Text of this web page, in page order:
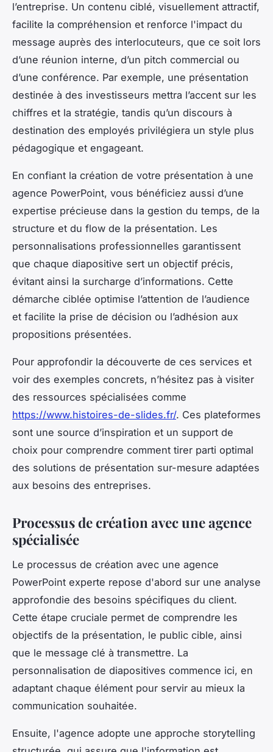
l’entreprise. Un contenu ciblé, visuellement attractif,
facilite la compréhension et renforce l'impact du
message auprès des interlocuteurs, que ce soit lors
d’une réunion interne, d’un pitch commercial ou
d’une conférence. Par exemple, une présentation
destinée à des investisseurs mettra l’accent sur les
chiffres et la stratégie, tandis qu’un discours à
destination des employés privilégiera un style plus
pédagogique et engageant.
En confiant la création de votre présentation à une
agence PowerPoint, vous bénéficiez aussi d’une
expertise précieuse dans la gestion du temps, de la
structure et du flow de la présentation. Les
personnalisations professionnelles garantissent
que chaque diapositive sert un objectif précis,
évitant ainsi la surcharge d’informations. Cette
démarche ciblée optimise l’attention de l’audience
et facilite la prise de décision ou l’adhésion aux
propositions présentées.
Pour approfondir la découverte de ces services et
voir des exemples concrets, n’hésitez pas à visiter
des ressources spécialisées comme
https://www.histoires-de-slides.fr/. Ces plateformes
sont une source d’inspiration et un support de
choix pour comprendre comment tirer parti optimal
des solutions de présentation sur-mesure adaptées
aux besoins des entreprises.
Processus de création avec une agence
spécialisée
Le processus de création avec une agence
PowerPoint experte repose d'abord sur une analyse
approfondie des besoins spécifiques du client.
Cette étape cruciale permet de comprendre les
objectifs de la présentation, le public cible, ainsi
que le message clé à transmettre. La
personnalisation de diapositives commence ici, en
adaptant chaque élément pour servir au mieux la
communication souhaitée.
Ensuite, l'agence adopte une approche storytelling